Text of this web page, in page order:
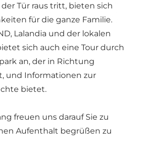
Tür raus tritt, bieten sich
für die ganze Familie.
Lalandia und der lokalen
sich auch eine Tour durch
an, der in Richtung
und Informationen zur
bietet.
freuen uns darauf Sie zu
Aufenthalt begrüßen zu